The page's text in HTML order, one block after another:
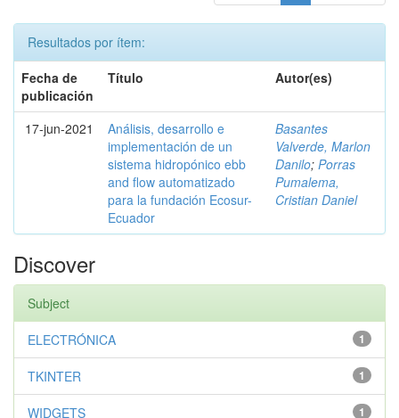
Resultados por ítem:
Fecha de
publicación
Título Autor(es)
17-jun-2021
Análisis, desarrollo e
implementación de un
sistema hidropónico ebb
and flow automatizado
para la fundación Ecosur-
Ecuador
Basantes
Valverde, Marlon
Danilo; Porras
Pumalema,
Cristian Daniel
Discover
Subject
1
ELECTRÓNICA
1
TKINTER
1
WIDGETS